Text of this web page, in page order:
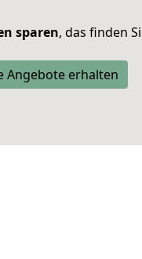
sparen, das finden
Angebote erhalten